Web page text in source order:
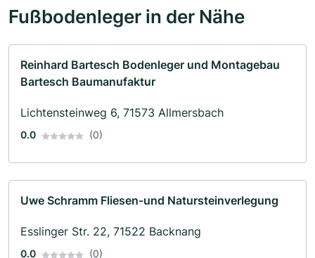
Fußbodenleger in der Nähe
Reinhard Bartesch Bodenleger und Montagebau
Bartesch Baumanufaktur
Lichtensteinweg 6, 71573 Allmersbach
0.0 (0)
Uwe Schramm Fliesen-und Natursteinverlegung
Esslinger Str. 22, 71522 Backnang
0.0 (0)